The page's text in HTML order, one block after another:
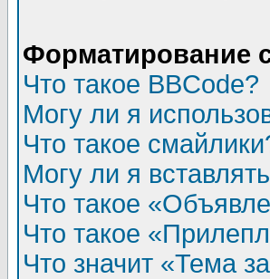
Форматирование
Что такое BBCode?
Могу ли я
Что такое
Могу ли я
Что такое
Что такое
Что значит «Тема